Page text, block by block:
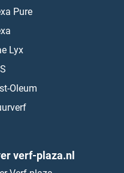
Pure
Lyx
Oleum
verf-plaza.nl